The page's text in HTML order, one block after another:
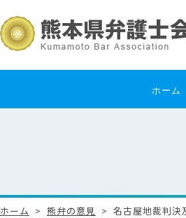
ホーム
ホーム 熊弁の意見 名古屋地裁判決